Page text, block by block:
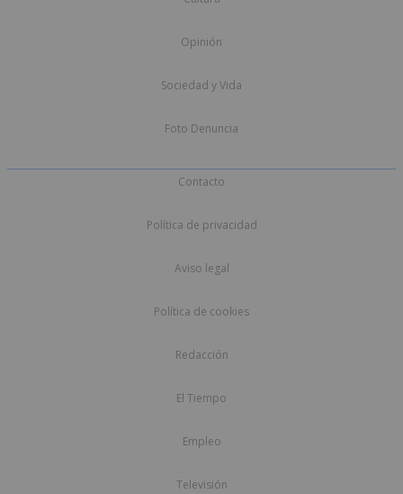
Opinión
Sociedad y Vida
Foto Denuncia
Contacto
Política de privacidad
Aviso legal
Política de cookies
Redacción
El Tiempo
Empleo
Televisión